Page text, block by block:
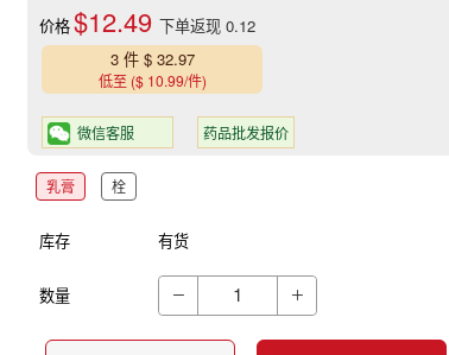
价格$12.49下单返现 0.12
3 件 $ 32.97
低至 ($ 10.99/件)
微信客服 药品批发报价
乳膏 栓
库存 有货
数量  